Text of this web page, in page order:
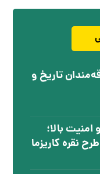
تاریخ و
بالا؛
نقره کاریزما